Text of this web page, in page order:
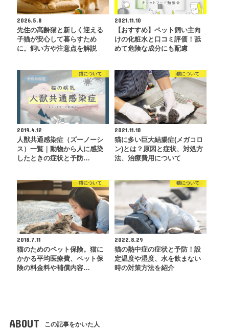
2026.5.8
先住の高齢猫と新しく迎える
子猫が安心して暮らすため
に。飼い方や注意点を解説
2021.11.10
【おすすめ】ペット飼い主向
けの化粧水と口コミ評価！舐
めて危険な成分にも配慮
猫について
2019.4.12
人獣共通感染症（ズーノーシ
ス）一覧｜動物から人に感染
したときの症状と予防…
猫について
2021.11.18
猫に多い巨大結腸症(メガコロ
ン)とは？原因と症状、対処方
法、治療費用について
猫について
2018.7.11
猫のためのペット保険。猫に
かかる平均医療費、ペット保
険の料金料や補償内容…
猫について
2022.8.29
猫の熱中症の症状と予防！設
定温度や湿度、水を飲まない
時の対策方法を紹介
ABOUT この記事をかいた人